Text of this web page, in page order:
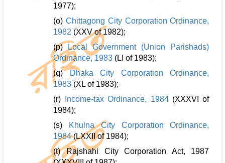
1977);
(o)Chittagong City Corporation Ordinance,
1982 (XXV of 1982);
(p)Local Government (Union Parishads)
Ordinance, 1983 (LI of 1983);
(q)Dhaka City Corporation Ordinance,
1983 (XL of 1983);
(r)
Income-tax Ordinance, 1984(XXXVI of
1984);
(s)
Khulna City Corporation Ordinance,
1984(LXXII of 1984);
(t) Rajshahi City Corporation Act, 1987